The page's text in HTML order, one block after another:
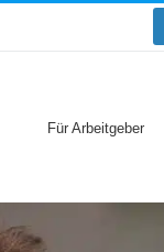
Für Arbeitgeber